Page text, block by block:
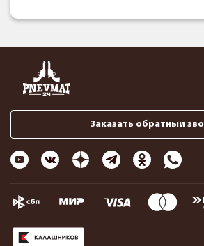
Заказать обратный